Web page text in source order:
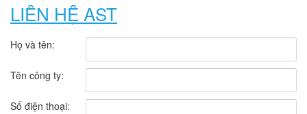
LIÊN HỆ AST
Họ và tên:
Tên công ty:
Số điện thoại: